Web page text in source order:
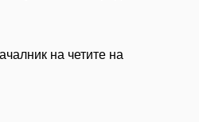
на четите на